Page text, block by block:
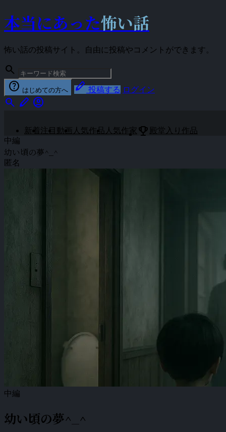
本当にあった怖い話
怖い話の投稿サイト。自由に投稿やコメントができます。
search
help はじめての方へ stylus 投稿する ログイン
search stylus account_circle
新着 注目 動画 人気作品 人気作家 emoji_events 殿堂入り作品
中編
幼い頃の夢^_^
匿名
中編
幼い頃の夢^_^